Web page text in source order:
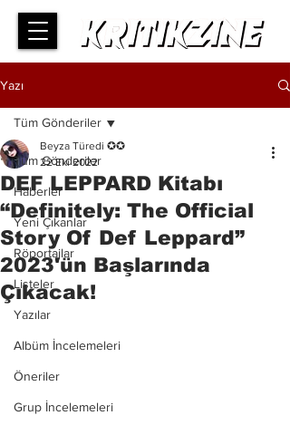
Yazı
Tüm Gönderiler
Haberler
Yeni Çıkanlar
Röportajlar
Listeler
Yazılar
Albüm İncelemeleri
Öneriler
Grup İncelemeleri
Tüm Gönderiler
DEF LEPPARD Kitabı
“Definitely: The Official
Story Of Def Leppard”
2023'ün Başlarında
Çıkacak!
Beyza Türedi ✪✪
22 Eki 2022